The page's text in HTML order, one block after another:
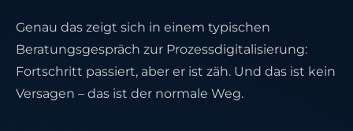
Genau das zeigt sich in einem typischen
Beratungsgespräch zur Prozessdigitalisierung:
Fortschritt passiert, aber er ist zäh. Und das ist kein
Versagen – das ist der normale Weg.